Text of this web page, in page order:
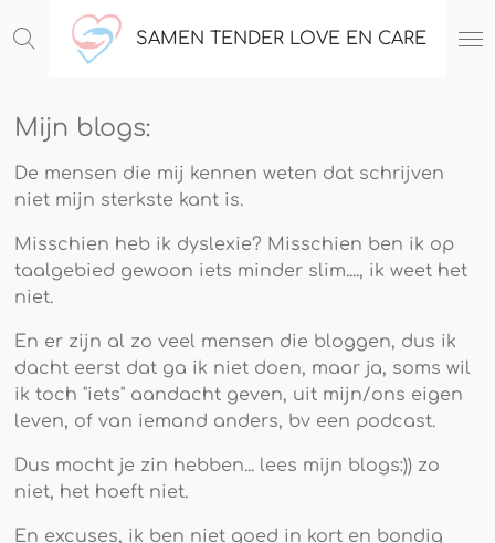
direct
hoofdinhoud
SAMEN TENDER LOVE EN CARE
Mijn blogs:
De mensen die mij kennen weten dat schrijven
niet mijn sterkste kant is.
Misschien heb ik dyslexie? Misschien ben ik op
taalgebied gewoon iets minder slim...., ik weet het
niet.
En er zijn al zo veel mensen die bloggen, dus ik
dacht eerst dat ga ik niet doen, maar ja, soms wil
ik toch "iets" aandacht geven, uit mijn/ons eigen
leven, of van iemand anders, bv een podcast.
Dus mocht je zin hebben... lees mijn blogs:)) zo
niet, het hoeft niet.
En excuses, ik ben niet goed in kort en bondig